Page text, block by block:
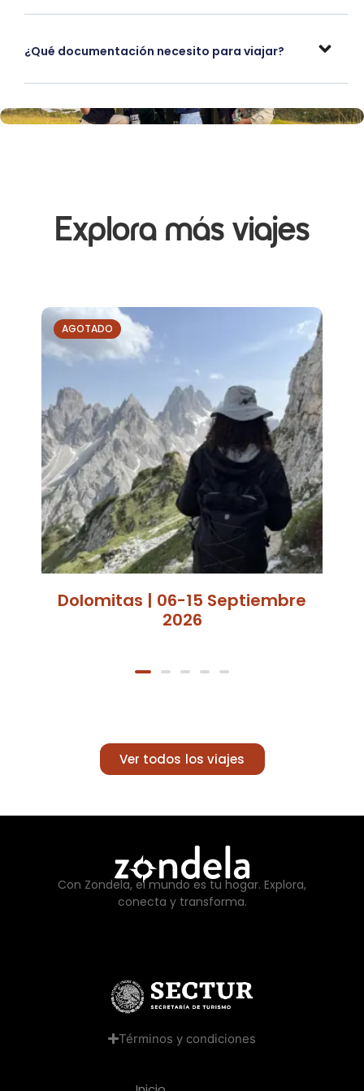
¿Qué documentación necesito para viajar?
Explora más viajes
AGOTADO
Dolomitas | 06-15 Septiembre
2026
Ver todos los viajes
Con Zondela, el mundo es tu hogar. Explora,
conecta y transforma.
Términos y condiciones